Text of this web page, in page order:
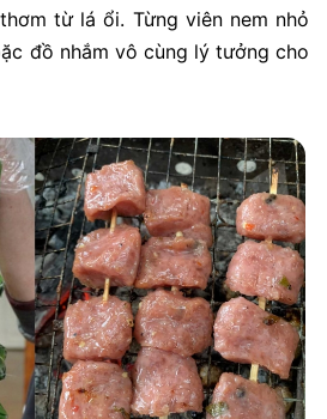
từ lá ổi. Từng viên nem nhỏ
đồ nhắm vô cùng lý tưởng cho